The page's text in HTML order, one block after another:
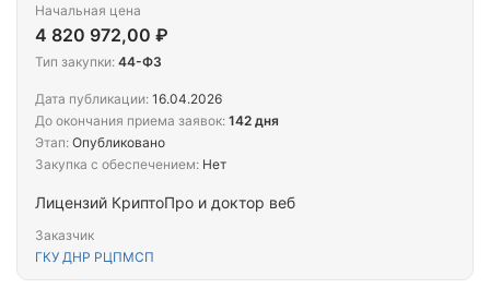
Лицензий КриптоПро и доктор веб
Заказчик
ГКУ ДНР РЦПМСП
Начальная цена
4 820 972,00 ₽
Тип закупки: 44-ФЗ
Дата публикации: 16.04.2026
До окончания приема заявок: 142 дня
Этап: Опубликовано
Закупка с обеспечением: Нет